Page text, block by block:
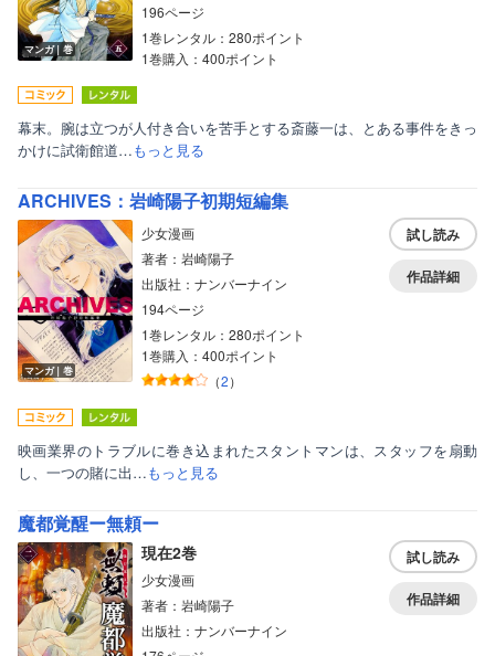
マンガ｜巻
196ページ
1巻レンタル：280ポイント
1巻購入：400ポイント
幕末。腕は立つが人付き合いを苦手とする斎藤一は、とある事件をきっ
かけに試衛館道…もっと見る
ARCHIVES：岩崎陽子初期短編集
マンガ｜巻
少女漫画
著者：岩崎陽子
出版社：ナンバーナイン
194ページ
1巻レンタル：280ポイント
1巻購入：400ポイント
（2）
試し読み
作品詳細
映画業界のトラブルに巻き込まれたスタントマンは、スタッフを扇動
し、一つの賭に出…もっと見る
魔都覚醒ー無頼ー
現在2巻
少女漫画
著者：岩崎陽子
出版社：ナンバーナイン
試し読み
作品詳細